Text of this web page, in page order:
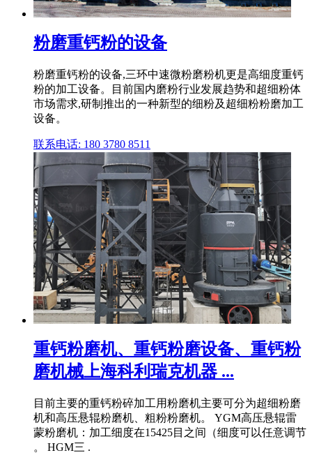
粉磨重钙粉的设备
粉磨重钙粉的设备,三环中速微粉磨粉机更是高细度重钙
粉的加工设备。目前国内磨粉行业发展趋势和超细粉体
市场需求,研制推出的一种新型的细粉及超细粉粉磨加工
设备。
联系电话: 180 3780 8511
重钙粉磨机、重钙粉磨设备、重钙粉
磨机械上海科利瑞克机器 ...
目前主要的重钙粉碎加工用粉磨机主要可分为超细粉磨
机和高压悬辊粉磨机、粗粉粉磨机。 YGM高压悬辊雷
蒙粉磨机：加工细度在15425目之间（细度可以任意调节
。 HGM三 .